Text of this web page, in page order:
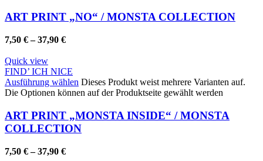
ART PRINT „NO“ / MONSTA COLLECTION
7,50 €–37,90 €
Quick view
FIND’ ICH NICE
Ausführung wählen Dieses Produkt weist mehrere Varianten auf.
Die Optionen können auf der Produktseite gewählt werden
ART PRINT „MONSTA INSIDE“ / MONSTA
COLLECTION
7,50 €–37,90 €